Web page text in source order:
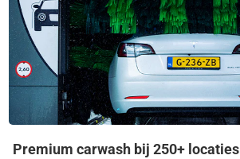
Premium carwash bij 250+ locaties